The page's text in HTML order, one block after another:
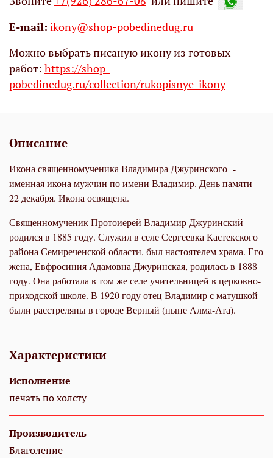
Е-mail: ikony@shop-pobedinedug.ru
Можно выбрать писаную икону из готовых
работ: https://shop-
pobedinedug.ru/collection/rukopisnye-ikony
Описание
Икона священномученика Владимира Джуринского -
именная икона мужчин по имени Владимир. День памяти
22 декабря. Икона освящена.
СвященномученикПротоиерей Владимир Джуринский
родился в 1885 году. Служил в селе Сергеевка Кастекского
района Семиреченской области, был настоятелем храма. Его
жена, Евфросиния Адамовна Джуринская, родилась в 1888
году. Она работала в том же селе учительницей в церковно-
приходской школе. В 1920 году отец Владимир с матушкой
были расстреляны в городе Верный (ныне Алма-Ата).
Характеристики
Исполнение
печать по холсту
Производитель
Благолепие